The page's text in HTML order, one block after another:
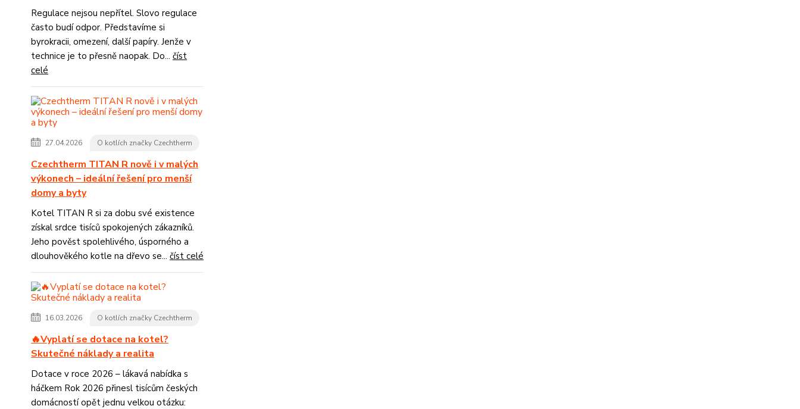
Regulace nejsou nepřítel. Slovo regulace
často budí odpor. Představíme si
byrokracii, omezení, další papíry. Jenže v
technice je to přesně naopak. Do... číst
celé
27.04.2026 O kotlích značky Czechtherm
Czechtherm TITAN R nově i v malých
výkonech – ideální řešení pro menší
domy a byty
Kotel TITAN R si za dobu své existence
získal srdce tisíců spokojených zákazníků.
Jeho pověst spolehlivého, úsporného a
dlouhověkého kotle na dřevo se... číst celé
16.03.2026 O kotlích značky Czechtherm
🔥Vyplatí se dotace na kotel?
Skutečné náklady a realita
Dotace v roce 2026 – lákavá nabídka s
háčkem Rok 2026 přinesl tisícům českých
domácností opět jednu velkou otázku: